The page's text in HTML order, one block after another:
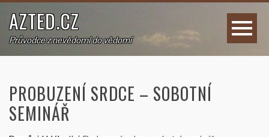
AZTED.CZ
Průvodce z nevědomí do vědomí
PROBUZENÍ SRDCE – SOBOTNÍ
SEMINÁŘ